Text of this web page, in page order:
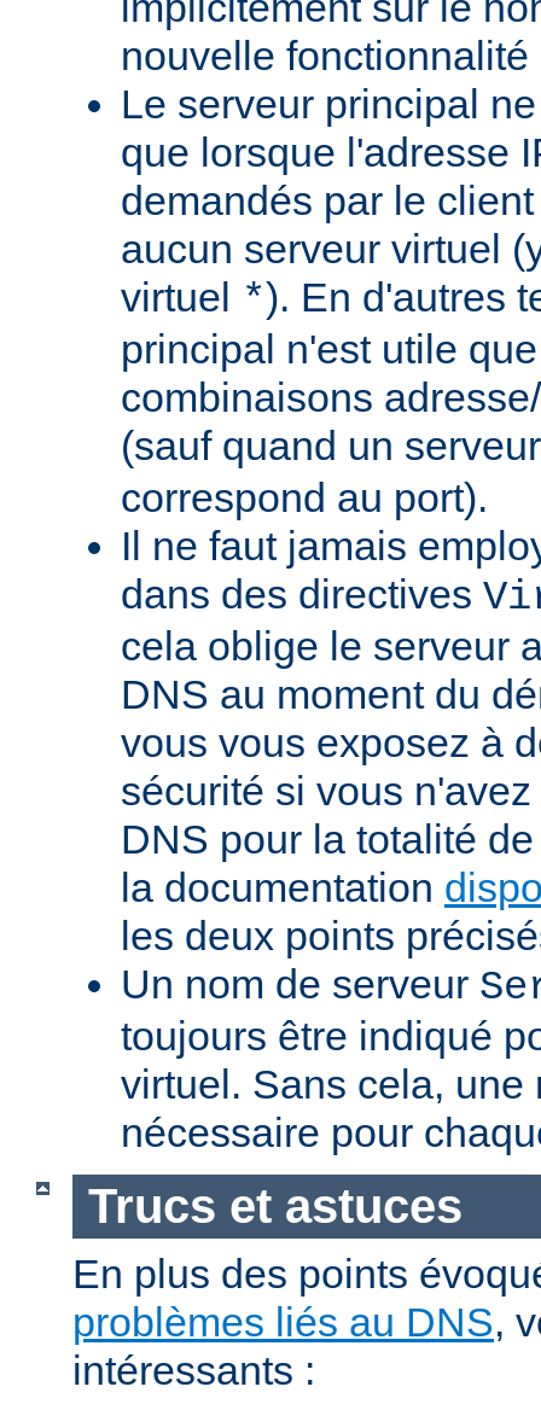
nouvelle
Le serveur principal
que lorsque l'adresse
demandés par le
aucun serveur virtuel
virtuel *). En d'autres
principal n'est utile
combinaisons
(sauf quand un
correspond au port).
Il ne faut jamais
dans des directives
cela oblige le serveur
DNS au moment du
vous vous exposez à
sécurité si vous
DNS pour la totalité
la documentation
les deux points
Un nom de serveur
toujours être indiqué
virtuel. Sans cela,
nécessaire pour
Trucs et astuces
En plus des points
problèmes liés au DNS,
intéressants :